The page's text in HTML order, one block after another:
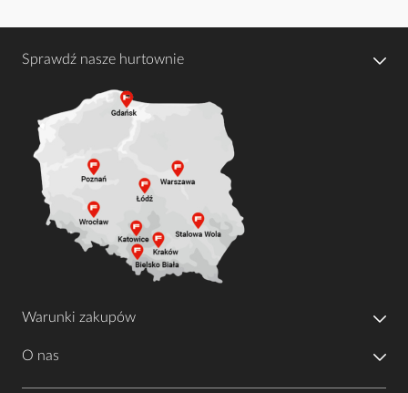
Sprawdź nasze hurtownie
Warunki zakupów
O nas